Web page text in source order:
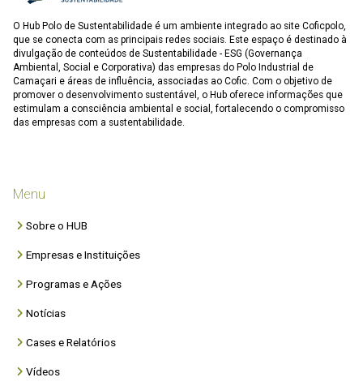
O Hub Polo de Sustentabilidade é um ambiente integrado ao site Coficpolo,
que se conecta com as principais redes sociais. Este espaço é destinado à
divulgação de conteúdos de Sustentabilidade - ESG (Governança
Ambiental, Social e Corporativa) das empresas do Polo Industrial de
Camaçari e áreas de influência, associadas ao Cofic. Com o objetivo de
promover o desenvolvimento sustentável, o Hub oferece informações que
estimulam a consciência ambiental e social, fortalecendo o compromisso
das empresas com a sustentabilidade.
Menu
Sobre o HUB
Empresas e Instituições
Programas e Ações
Notícias
Cases e Relatórios
Vídeos